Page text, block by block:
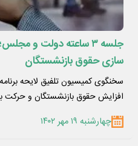
جلسه ۳ ساعته دولت و‌
سازی حقوق بازنشستگان
سخنگوی کمیسیون تلفیق لایحه
افزایش حقوق بازنشستگان و
چهارشنبه ۱۹ مهر ۱۴۰۲